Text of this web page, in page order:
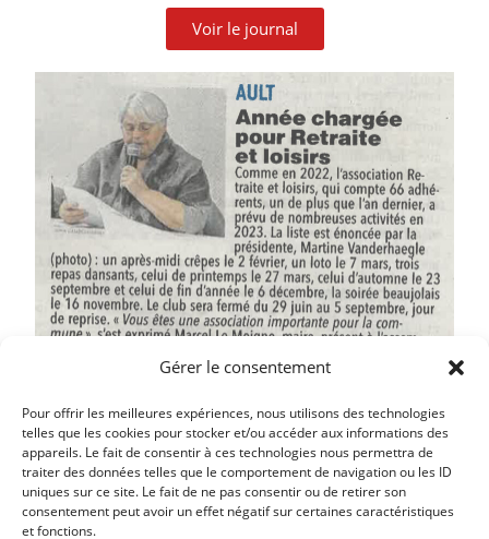
Gérer le consentement
Pour offrir les meilleures expériences, nous utilisons des technologies
telles que les cookies pour stocker et/ou accéder aux informations des
appareils. Le fait de consentir à ces technologies nous permettra de
traiter des données telles que le comportement de navigation ou les ID
uniques sur ce site. Le fait de ne pas consentir ou de retirer son
consentement peut avoir un effet négatif sur certaines caractéristiques
et fonctions.
Voir le journal
Article précédent